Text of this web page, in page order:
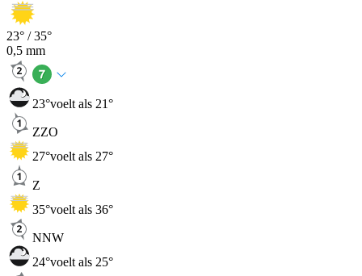
23° /35°
0,5 mm
23°voelt als 21°
ZZO
27°voelt als 27°
Z
35°voelt als 36°
NNW
24°voelt als 25°